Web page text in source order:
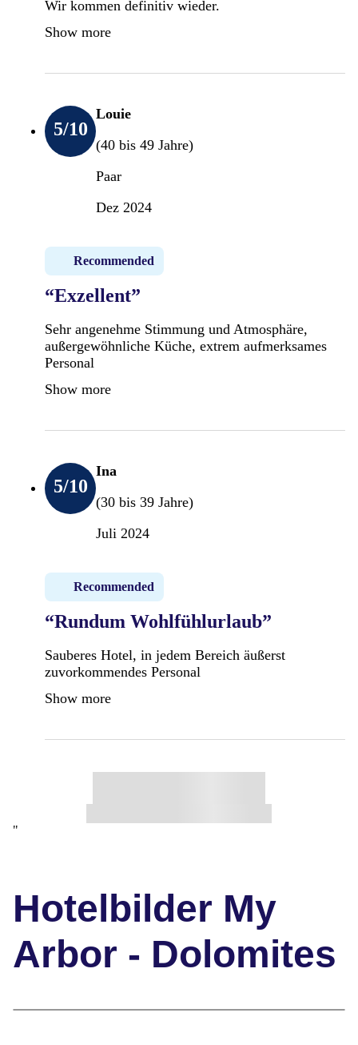
Wir kommen definitiv wieder.
Show more
5/10
Louie
(40 bis 49 Jahre)
Paar
Dez 2024
Recommended
“Exzellent”
Sehr angenehme Stimmung und Atmosphäre,
außergewöhnliche Küche, extrem aufmerksames
Personal
Show more
5/10
Ina
(30 bis 39 Jahre)
Juli 2024
Recommended
“Rundum Wohlfühlurlaub”
Sauberes Hotel, in jedem Bereich äußerst
zuvorkommendes Personal
Show more
"
Hotelbilder My
Arbor - Dolomites